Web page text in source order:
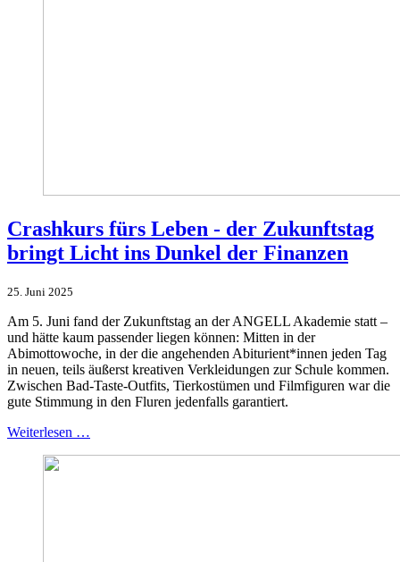
Crashkurs fürs Leben - der Zukunftstag
bringt Licht ins Dunkel der Finanzen
25. Juni 2025
Am 5. Juni fand der Zukunftstag an der ANGELL Akademie statt –
und hätte kaum passender liegen können: Mitten in der
Abimottowoche, in der die angehenden Abiturient*innen jeden Tag
in neuen, teils äußerst kreativen Verkleidungen zur Schule kommen.
Zwischen Bad-Taste-Outfits, Tierkostümen und Filmfiguren war die
gute Stimmung in den Fluren jedenfalls garantiert.
Weiterlesen …